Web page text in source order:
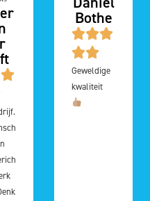
Bothe
Geweldige
kwaliteit